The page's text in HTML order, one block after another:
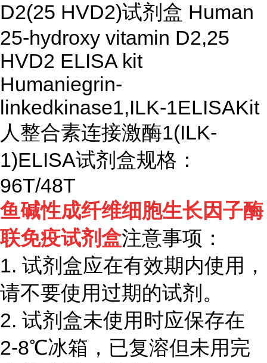
D2(25 HVD2)试剂盒 Human
25-hydroxy vitamin D2,25
HVD2 ELISA kit
Humaniegrin-
linkedkinase1,ILK-1ELISAKit
人整合素连接激酶1(ILK-
1)ELISA试剂盒规格：
96T/48T
鱼碱性成纤维细胞生长因子酶
联免疫试剂盒注意事项：
1. 试剂盒应在有效期内使用，
请不要使用过期的试剂。
2. 试剂盒未使用时应保存在
2-8℃冰箱，已复溶但未用完